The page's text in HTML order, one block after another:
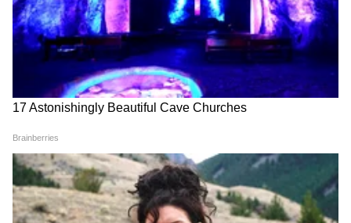
आहेत. ते राजकीय आणि महाराष्ट्रातील घडामोडींचं वार्तांकन करतात. त्यांनी
रानडे इन्स्टिट्युट येथून पत्रकारितेचे पदव्युत्तर शिक्षण पूर्ण केलं आहे. विवेक
यांनी अर्थसाक्षर. कॉम येथे संपादक, तसेच दैनिक सकाळ येथे उपसंपादक
म्हणून काम पाहिलं आहे.
मुंबई बातम्या
Follow Us